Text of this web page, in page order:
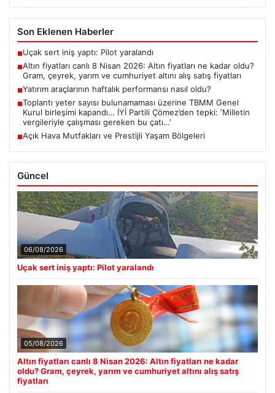
Son Eklenen Haberler
■Uçak sert iniş yaptı: Pilot yaralandı
■Altın fiyatları canlı 8 Nisan 2026: Altın fiyatları ne kadar oldu?
Gram, çeyrek, yarım ve cumhuriyet altını alış satış fiyatları
■Yatırım araçlarının haftalık performansı nasıl oldu?
■Toplantı yeter sayısı bulunamaması üzerine TBMM Genel
Kurul birleşimi kapandı… İYİ Partili Çömez’den tepki: ‘Milletin
vergileriyle çalışması gereken bu çatı…’
■Açık Hava Mutfakları ve Prestijli Yaşam Bölgeleri
Güncel
06/08/2026
Uçak sert iniş yaptı: Pilot yaralandı
05/08/2026
Altın fiyatları canlı 8 Nisan 2026: Altın fiyatları ne kadar
oldu? Gram, çeyrek, yarım ve cumhuriyet altını alış satış
fiyatları